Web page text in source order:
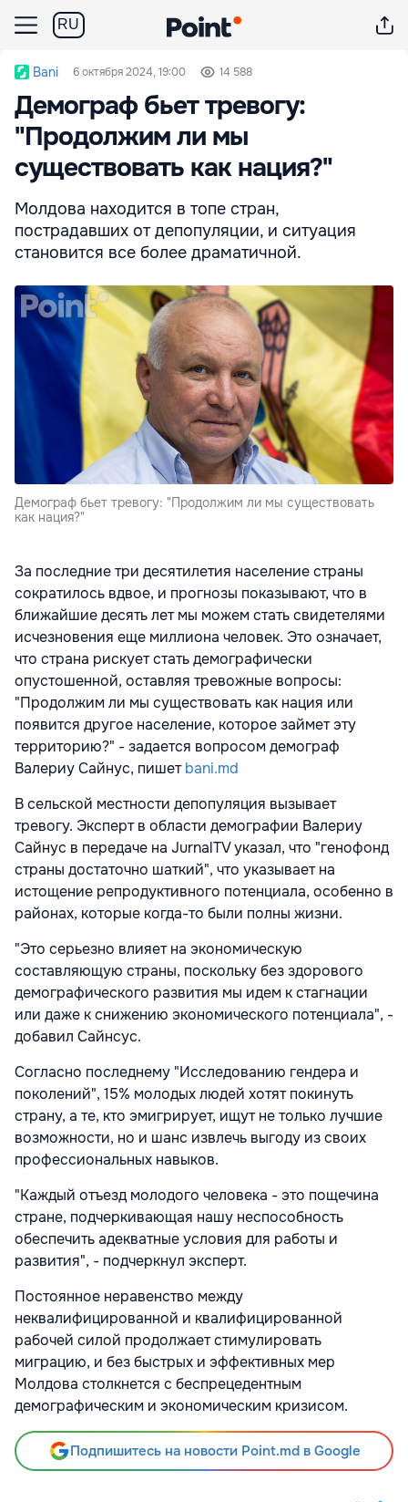
RU
Bani 6 октября 2024, 19:00 14 588
Демограф бьет тревогу:
"Продолжим ли мы
существовать как нация?"
Молдова находится в топе стран,
пострадавших от депопуляции, и ситуация
становится все более драматичной.
Демограф бьет тревогу: "Продолжим ли мы существовать
как нация?"
За последние три десятилетия население страны
сократилось вдвое, и прогнозы показывают, что в
ближайшие десять лет мы можем стать свидетелями
исчезновения еще миллиона человек. Это означает,
что страна рискует стать демографически
опустошенной, оставляя тревожные вопросы:
"Продолжим ли мы существовать как нация или
появится другое население, которое займет эту
территорию?" - задается вопросом демограф
Валериу Сайнус, пишетbani.md
В сельской местности депопуляция вызывает
тревогу. Эксперт в области демографии Валериу
Сайнус в передаче на JurnalTV указал, что "генофонд
страны достаточно шаткий", что указывает на
истощение репродуктивного потенциала, особенно в
районах, которые когда-то были полны жизни.
"Это серьезно влияет на экономическую
составляющую страны, поскольку без здорового
демографического развития мы идем к стагнации
или даже к снижению экономического потенциала", -
добавил Сайнсус.
Согласно последнему "Исследованию гендера и
поколений", 15% молодых людей хотят покинуть
страну, а те, кто эмигрирует, ищут не только лучшие
возможности, но и шанс извлечь выгоду из своих
профессиональных навыков.
"Каждый отъезд молодого человека - это пощечина
стране, подчеркивающая нашу неспособность
обеспечить адекватные условия для работы и
развития", - подчеркнул эксперт.
Постоянное неравенство между
неквалифицированной и квалифицированной
рабочей силой продолжает стимулировать
миграцию, и без быстрых и эффективных мер
Молдова столкнется с беспрецедентным
демографическим и экономическим кризисом.
Подпишитесь на новости Point.md в Google